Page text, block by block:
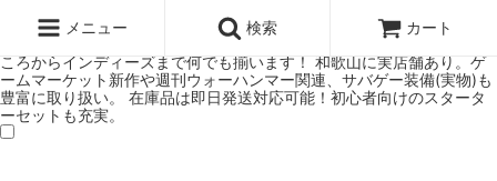
ミアムショップTORAYAMA。通販・オンラインショップです！ ウォー
ハンマーとボードゲームのことなら当店へ！ボードゲームもメジャーど
ころからインディーズまで何でも揃います！ 和歌山に実店舗あり。ゲ
ームマーケット新作や週刊ウォーハンマー関連、サバゲー装備(実物)も
豊富に取り扱い。 在庫品は即日発送対応可能！初心者向けのスタータ
ーセットも充実。
メニュー 検索 カート